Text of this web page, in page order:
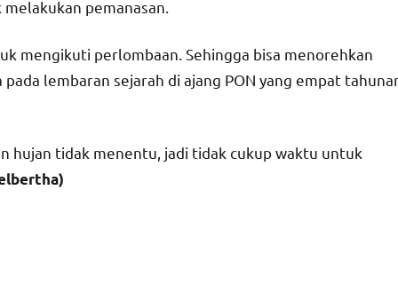
pemanasan.
mengikuti perlombaan. Sehingga bisa menorehkan
lembaran sejarah di ajang PON yang empat
hujan tidak menentu, jadi tidak cukup waktu untuk